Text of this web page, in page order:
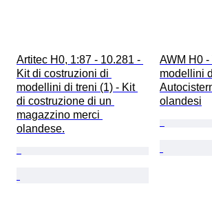
Artitec H0, 1:87 - 10.281 -
Kit di costruzioni di
modellini di treni (1) - Kit
di costruzione di un
magazzino merci
olandese.
AWM H0
modellini
olandesi